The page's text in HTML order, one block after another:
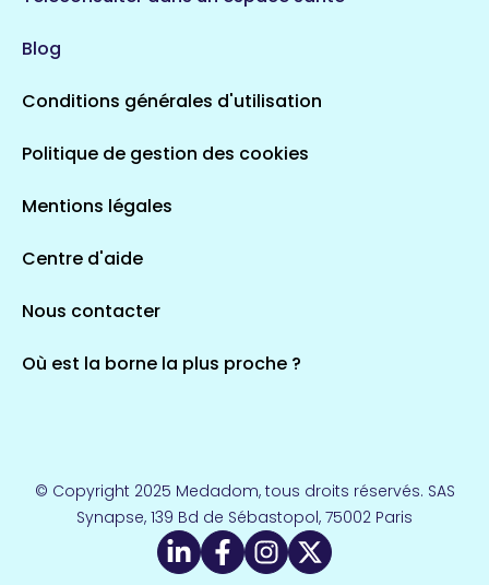
Blog
Conditions générales d'utilisation
Politique de gestion des cookies
Mentions légales
Centre d'aide
Nous contacter
Où est la borne la plus proche ?
© Copyright 2025 Medadom, tous droits réservés. SAS
Synapse, 139 Bd de Sébastopol, 75002 Paris